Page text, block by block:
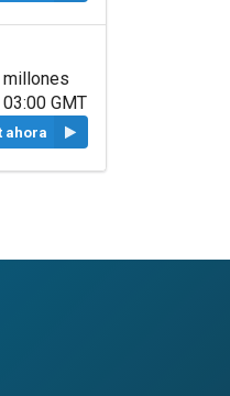
millones
GMT
ahora